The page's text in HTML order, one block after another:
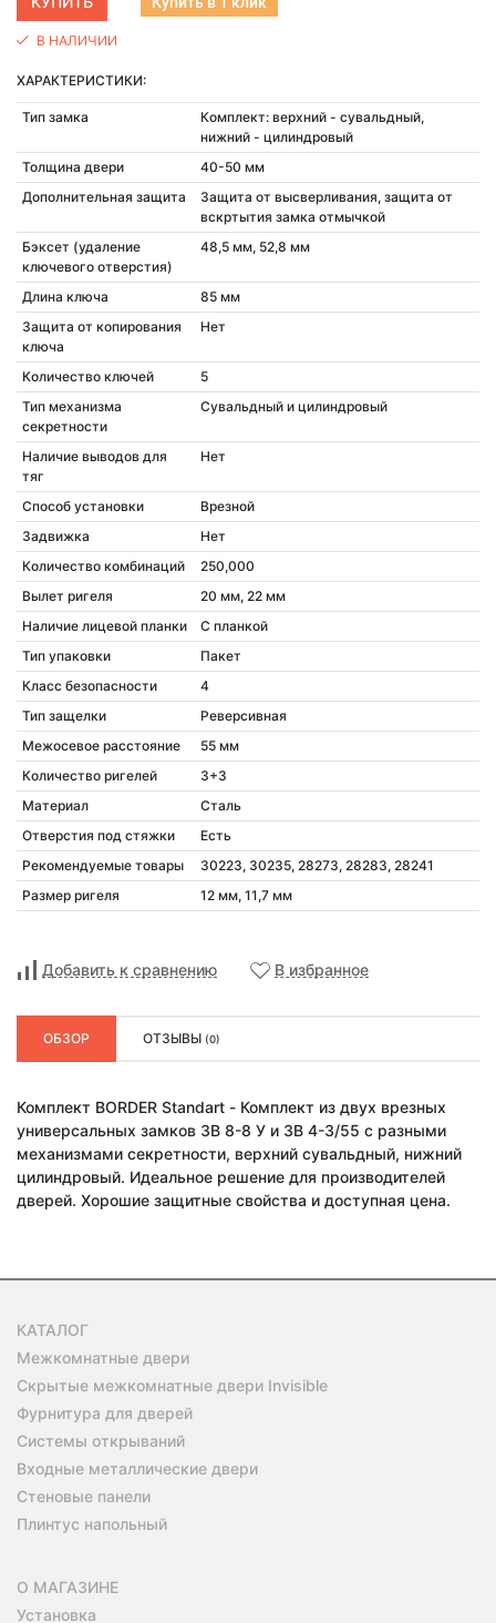
В НАЛИЧИИ
ХАРАКТЕРИСТИКИ:
Тип замка
Комплект: верхний - сувальдный,
нижний - цилиндровый
Толщина двери
40-50 мм
Дополнительная защита
Защита от высверливания, защита от
вскртытия замка отмычкой
Бэксет (удаление
ключевого отверстия)
48,5 мм, 52,8 мм
Длина ключа
85 мм
Защита от копирования
ключа
Нет
Количество ключей
5
Тип механизма
секретности
Сувальдный и цилиндровый
Наличие выводов для
тяг
Нет
Способ установки
Врезной
Задвижка
Нет
Количество комбинаций
250,000
Вылет ригеля
20 мм, 22 мм
Наличие лицевой планки
С планкой
Тип упаковки
Пакет
Класс безопасности
4
Тип защелки
Реверсивная
Межосевое расстояние
55 мм
Количество ригелей
3+3
Материал
Сталь
Отверстия под стяжки
Есть
Рекомендуемые товары
30223, 30235, 28273, 28283, 28241
Размер ригеля
12 мм, 11,7 мм
Добавить к сравнению В избранное
ОБЗОР ОТЗЫВЫ (0)
Комплект BORDER Standart - Комплект из двух врезных
универсальных замков ЗВ 8-8 У и ЗВ 4-3/55 с разными
механизмами секретности, верхний сувальдный, нижний
цилиндровый. Идеальное решение для производителей
дверей. Хорошие защитные свойства и доступная цена.
КАТАЛОГ
Межкомнатные двери
Скрытые межкомнатные двери Invisible
Фурнитура для дверей
Системы открываний
Входные металлические двери
Стеновые панели
Плинтус напольный
О МАГАЗИНЕ
Установка